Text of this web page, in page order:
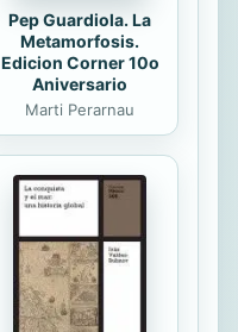
Pep Guardiola. La
Metamorfosis.
Edicion Corner 10o
Aniversario
Marti Perarnau